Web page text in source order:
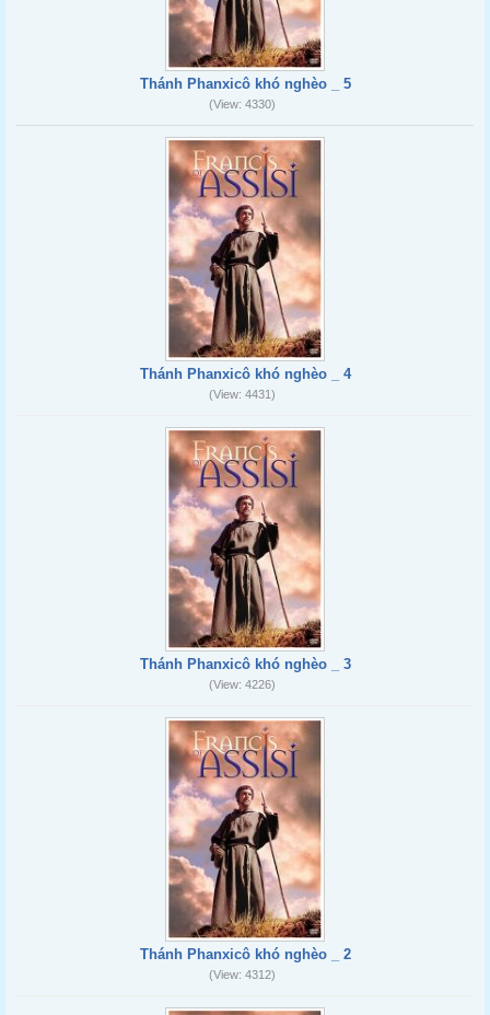
Thánh Phanxicô khó nghèo _ 5
(View: 4330)
Thánh Phanxicô khó nghèo _ 4
(View: 4431)
Thánh Phanxicô khó nghèo _ 3
(View: 4226)
Thánh Phanxicô khó nghèo _ 2
(View: 4312)